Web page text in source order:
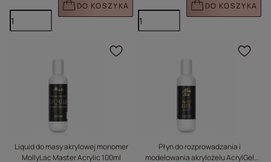
DO KOSZYKA DO KOSZYKA
Liquid do masy akrylowej monomer
MollyLac Master Acrylic 100ml
Kliknij, aby dodać
Płyn do rozprowadzania i
modelowania akrylożelu AcrylGel